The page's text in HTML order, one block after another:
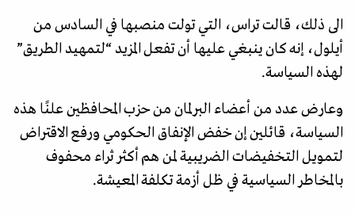
الى ذلك، قالت تراس، التي تولت منصبها في السادس من
أيلول، إنه كان ينبغي عليها أن تفعل المزيد “لتمهيد الطريق”
لهذه السياسة.
وعارض عدد من أعضاء البرلمان من حزب المحافظين علنًا ​​هذه
السياسة، قائلين إن خفض الإنفاق الحكومي ورفع الاقتراض
لتمويل التخفيضات الضريبية لمن هم أكثر ثراء محفوف
بالمخاطر السياسية في ظل أزمة تكلفة المعيشة.